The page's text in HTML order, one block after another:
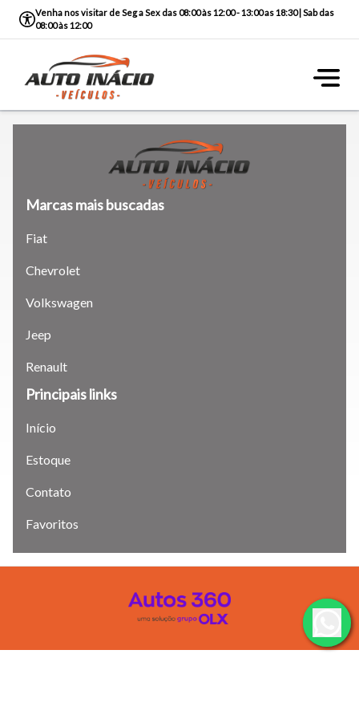
Tamanho do texto
atalhos Ctrl+ (para aumentar) e Ctrl- (para diminuir) no seu
teclado.
Venha nos visitar de Seg a Sex das 08:00 às 12:00 - 13:00 as 18:30 | Sab das
08:00 às 12:00
Marcas mais buscadas
Fiat
Chevrolet
Volkswagen
Jeep
Renault
Principais links
Início
Estoque
Contato
Favoritos